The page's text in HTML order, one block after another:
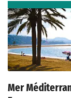
Mer